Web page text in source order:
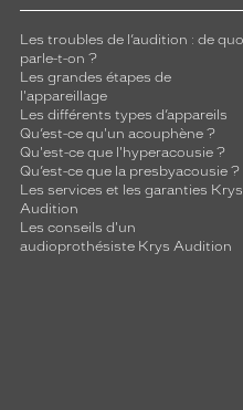
Les troubles de l’audition : de
parle-t-on ?
Les grandes étapes de
l'appareillage
Les différents types d’appareils
Qu’est-ce qu'un acouphène ?
Qu'est-ce que l'hyperacousie ?
Qu’est-ce que la presbyacousie ?
Les services et les garanties Krys
Audition
Les conseils d'un
audioprothésiste Krys Audition